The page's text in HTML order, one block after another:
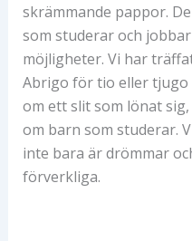
skrämmande pappor.
som studerar och
möjligheter. Vi har
Abrigo för tio eller tjugo
om ett slit som lönat
om barn som studerar.
inte bara är drömmar
förverkliga.